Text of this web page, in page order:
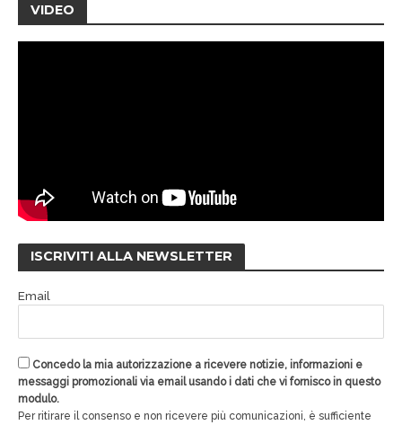
VIDEO
ISCRIVITI ALLA NEWSLETTER
Email
Concedo la mia autorizzazione a ricevere notizie, informazioni e
messaggi promozionali via email usando i dati che vi fornisco in questo
modulo.
Per ritirare il consenso e non ricevere più comunicazioni, è sufficiente